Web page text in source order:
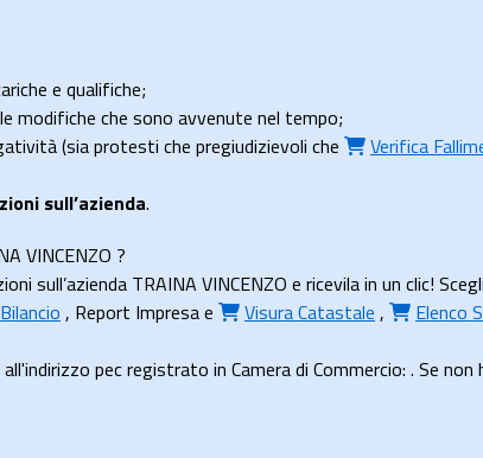
e qualifiche;
modifiche che sono avvenute nel tempo;
(sia protesti che pregiudizievoli che Verifica
sull’azienda.
VINCENZO ?
sull’azienda TRAINA VINCENZO e ricevila in un clic!
, Report Impresae Visura Catastale , Elenco
pec registrato in Camera di Commercio: . Se